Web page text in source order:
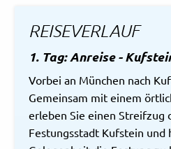
REISEVERLAUF
1. Tag: Anreise -
Vorbei an München nach
Gemeinsam mit einem
erleben Sie einen Streifzug
Festungsstadt Kufstein und